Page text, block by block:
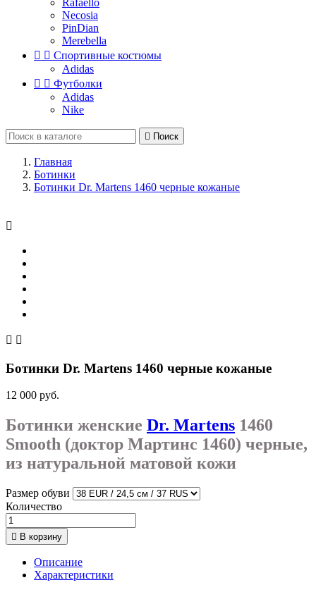
Rafaello
Necosia
PinDian
Merebella
  Спортивные костюмы
Adidas
  Футболки
Adidas
Nike
 Поиск
Главная
Ботинки
Ботинки Dr. Martens 1460 черные кожаные

 
Ботинки Dr. Martens 1460 черные кожаные
12 000 руб.
Ботинки женские Dr. Martens 1460
Smooth (доктор Мартинс 1460) черные,
из натуральной матовой кожи
Размер обуви
Количество
 В корзину
Описание
Характеристики